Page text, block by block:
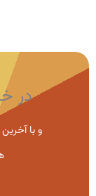
در
و با